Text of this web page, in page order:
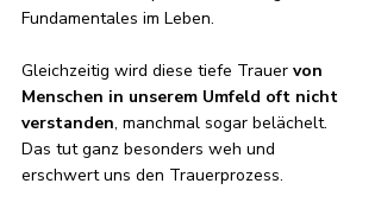
Fundamentales im Leben.
Gleichzeitig wird diese tiefe Trauer von
Menschen in unserem Umfeld oft nicht
verstanden, manchmal sogar belächelt.
Das tut ganz besonders weh und
erschwert uns den Trauerprozess.